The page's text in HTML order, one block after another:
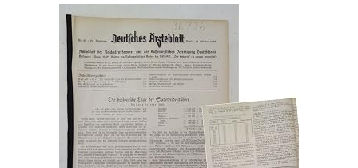
Rare Books
Art & Collectibles
Start Selling